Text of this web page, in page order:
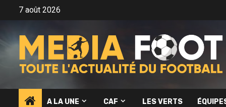
7 août 2026
A LA UNE CAF LES VERTS